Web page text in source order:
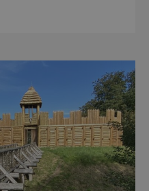
v různých
(např. odl